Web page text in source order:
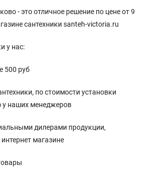
- это отличное решение по цене от 9
сантехники santeh-victoria.ru
у нас:
500 руб
по стоимости установки
наших менеджеров
дилерами продукции,
магазине